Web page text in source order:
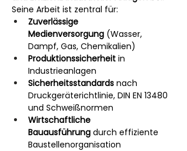
Seine Arbeit ist zentral für:
Zuverlässige
Medienversorgung (Wasser,
Dampf, Gas, Chemikalien)
Produktionssicherheit in
Industrieanlagen
Sicherheitsstandards nach
Druckgeräterichtlinie, DIN EN 13480
und Schweißnormen
Wirtschaftliche
Bauausführung durch effiziente
Baustellenorganisation